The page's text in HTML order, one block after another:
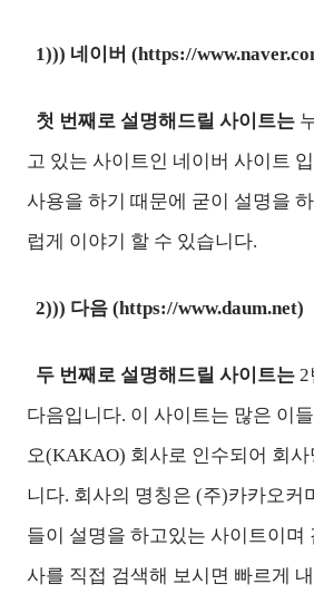
1))) 네이버 (https://
첫 번째로 설명해드릴 사이트는
고 있는 사이트인 네이버 사이트
사용을 하기 때문에 굳이 설명을
럽게 이야기 할 수 있습니다.
2))) 다음 (https://www.daum.net)
두 번째로 설명해드릴 사이트는 2
다음입니다. 이 사이트는 많은 이
오(KAKAO) 회사로 인수되어 회사
니다. 회사의 명칭은 (주)카카오커
들이 설명을 하고있는 사이트이며
사를 직접 검색해 보시면 빠르게